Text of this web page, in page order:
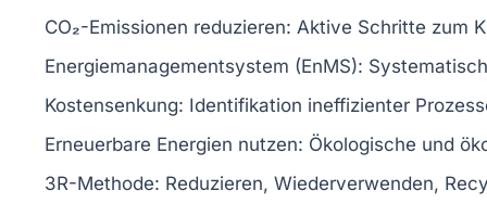
CO₂-Emissionen reduzieren: Aktive Schritte zum
Energiemanagementsystem (EnMS):
Kostensenkung: Identifikation ineffizienter
Erneuerbare Energien nutzen: Ökologische und
3R-Methode: Reduzieren, Wiederverwenden,